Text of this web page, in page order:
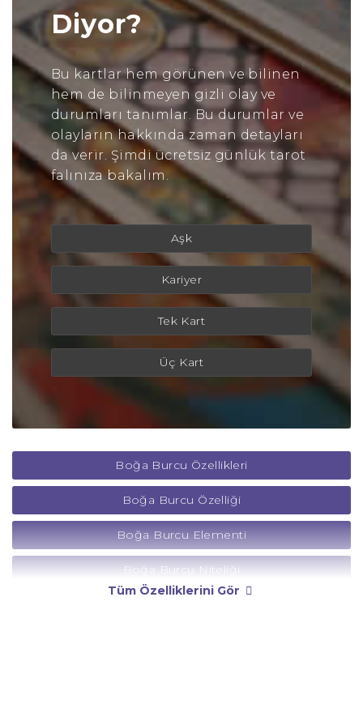
Diyor?
Bu kartlar hem görünen ve bilinen
hem de bilinmeyen gizli olay ve
durumları tanımlar. Bu durumlar ve
olayların hakkında zaman detayları
da verir. Şimdi ücretsiz günlük tarot
falınıza bakalım.
Aşk
Kariyer
Tek Kart
Üç Kart
Boğa Burcu Özellikleri
Boğa Burcu Özelliği
Boğa Burcu Elementi
Boğa Burcu Niteliği
Tüm Özelliklerini Gör